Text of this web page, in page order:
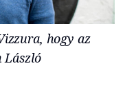
hogy az
László